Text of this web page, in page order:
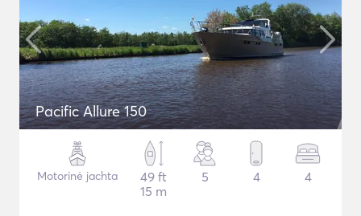
Pacific Allure 150
Motorinė jachta
49 ft
15 m
5 4 4